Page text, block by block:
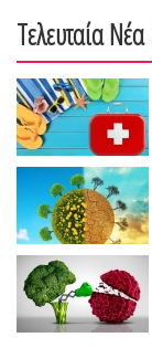
Τελευταία Νέα